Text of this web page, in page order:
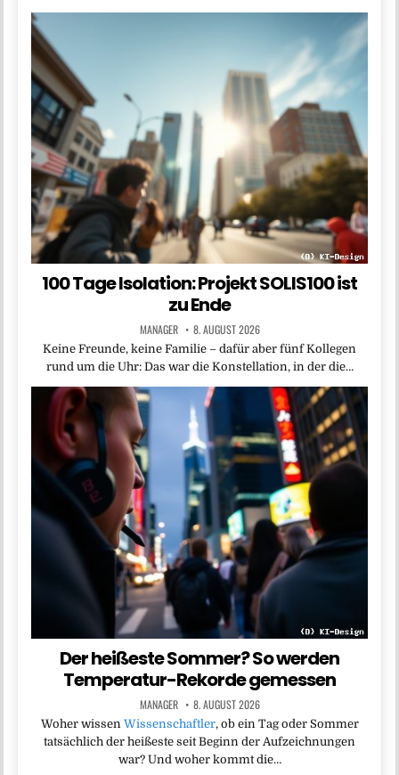
100 Tage Isolation: Projekt SOLIS100 ist
zu Ende
MANAGER 8. AUGUST 2026
Keine Freunde, keine Familie – dafür aber fünf Kollegen
rund um die Uhr: Das war die Konstellation, in der die…
Der heißeste Sommer? So werden
Temperatur-Rekorde gemessen
MANAGER 8. AUGUST 2026
Woher wissen Wissenschaftler, ob ein Tag oder Sommer
tatsächlich der heißeste seit Beginn der Aufzeichnungen
war? Und woher kommt die…